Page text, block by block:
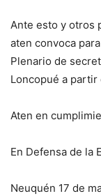
Ante esto y otros
aten convoca
Plenario de
Loncopué a partir
Aten en
En Defensa de la
Neuquén 17 de